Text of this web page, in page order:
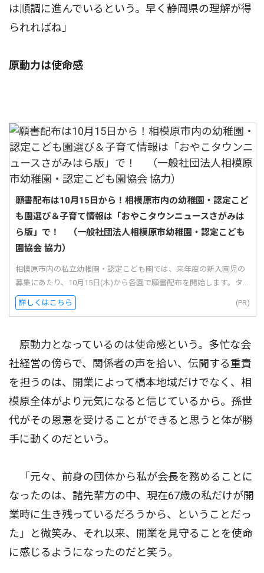
は順調に進んでいるという。早く静岡県の理解が得
られればね」
原動力は使命感
願書配布は10月15日から！相模原市内の幼稚園・認定こど
も園選び＆子育て情報は「おやこタウンニュースさがみは
ら版」で！ （一般社団法人相模原市幼稚園・認定こども
園協会 協力）
相模原市内の私立幼稚園・認定こども園では、来年度の新入園児の
募集にあたり、10月15日(木)から各園で願書配布を開始します。タ...
詳しくはこちら (PR)
原動力となっているのは使命感という。多忙な会
社経営の傍らで、関係者の声を拾い、伝聞する重責
を担うのは、開業によって橋本地域だけでなく、相
模原全体がより元気になると信じているから。孫世
代がその恩恵を受けることができると思うと体が勝
手に動くのだという。
「元々、前身の団体から私が会長を務めることに
なったのは、諸先輩方の中、現在67歳の私だけが開
業時に生き残っているだろうから、ということだっ
た」と微笑み、それ以来、開業を見守ることを使命
に感じるようになったのだと笑う。